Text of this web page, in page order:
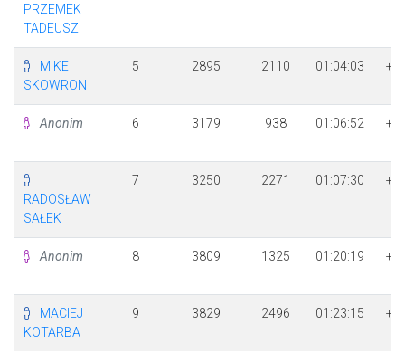
PRZEMEK
TADEUSZ
MIKE
SKOWRON
5 2895 2110 01:04:03
+
Anonim 6 3179 938 01:06:52
+
RADOSŁAW
SAŁEK
7 3250 2271 01:07:30
+
Anonim 8 3809 1325 01:20:19
+
MACIEJ
KOTARBA
9 3829 2496 01:23:15
+